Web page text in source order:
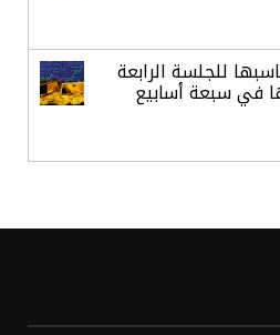
للجلسة الرابعة
في سبعة أسابيع
رحلاته إلى مومباي